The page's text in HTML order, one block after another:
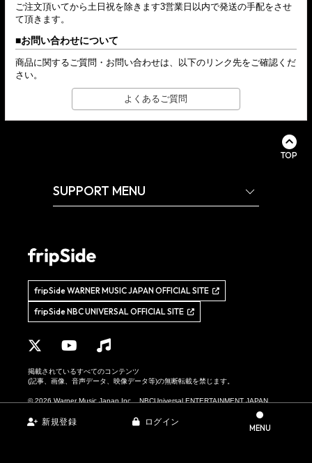
新規登録 ログイン
MENU
ご注文頂いてから土日祝を除きます3営業日以内で発送の手配をさせ
て頂きます。
お問い合わせについて
商品に関するご質問・お問い合わせは、以下のリンク先をご確認くだ
さい。
よくあるご質問
TOP
SUPPORT MENU
fripSide WARNER MUSIC JAPAN OFFICIAL SITE
fripSide NBC UNIVERSAL OFFICIAL SITE
掲載されているすべてのコンテンツ
(記事、画像、音声データ、映像データ等)の無断転載を禁じます。
© 2026 Warner Music Japan Inc. , NBCUniversal ENTERTAINMENT JAPAN,